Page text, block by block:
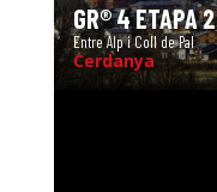
GR® 4 ETAPA 2
Entre Alp i Coll de Pal
Cerdanya